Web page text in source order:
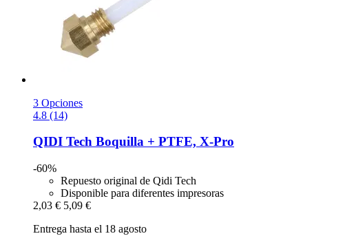
3 Opciones
4.8 (14)
QIDI Tech Boquilla + PTFE, X-​Pro
-60%
Repuesto original de Qidi Tech
Disponible para diferentes impresoras
2,03 € 5,09 €
Entrega hasta el 18 agosto